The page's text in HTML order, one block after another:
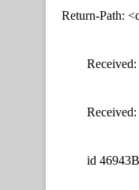
Return-Path:
Received:
Received:
id